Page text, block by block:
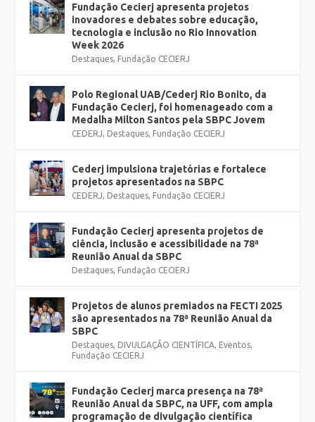
Fundação Cecierj apresenta projetos
inovadores e debates sobre educação,
tecnologia e inclusão no Rio Innovation
Week 2026
Destaques, Fundação CECIERJ
Polo Regional UAB/Cederj Rio Bonito, da
Fundação Cecierj, foi homenageado com a
Medalha Milton Santos pela SBPC Jovem
CEDERJ, Destaques, Fundação CECIERJ
Cederj impulsiona trajetórias e fortalece
projetos apresentados na SBPC
CEDERJ, Destaques, Fundação CECIERJ
Fundação Cecierj apresenta projetos de
ciência, inclusão e acessibilidade na 78ª
Reunião Anual da SBPC
Destaques, Fundação CECIERJ
Projetos de alunos premiados na FECTI 2025
são apresentados na 78ª Reunião Anual da
SBPC
Destaques, DIVULGAÇÃO CIENTÍFICA, Eventos,
Fundação CECIERJ
Fundação Cecierj marca presença na 78ª
Reunião Anual da SBPC, na UFF, com ampla
programação de divulgação científica